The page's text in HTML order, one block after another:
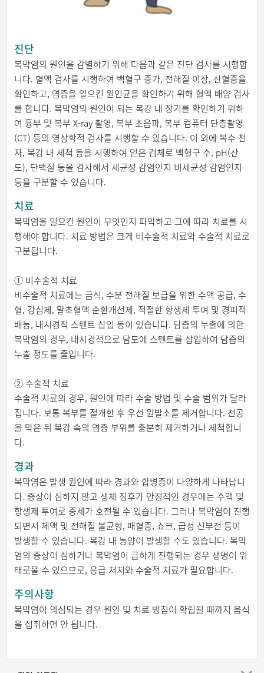
진단
복막염의 원인을 감별하기 위해 다음과 같은 진단 검사를 시행합
니다. 혈액 검사를 시행하여 백혈구 증가, 전해질 이상, 산혈증을
확인하고, 염증을 일으킨 원인균을 확인하기 위해 혈액 배양 검사
를 합니다. 복막염의 원인이 되는 복강 내 장기를 확인하기 위하
여 흉부 및 복부 X-ray 촬영, 복부 초음파, 복부 컴퓨터 단층촬영
(CT) 등의 영상학적 검사를 시행할 수 있습니다. 이 외에 복수 천
자, 복강 내 세척 등을 시행하여 얻은 검체로 백혈구 수, pH(산
도), 단백질 등을 검사해서 세균성 감염인지 비세균성 감염인지
등을 구분할 수 있습니다.
치료
복막염을 일으킨 원인이 무엇인지 파악하고 그에 따라 치료를 시
행해야 합니다. 치료 방법은 크게 비수술적 치료와 수술적 치료로
구분됩니다.
① 비수술적 치료
비수술적 치료에는 금식, 수분 전해질 보급을 위한 수액 공급, 수
혈, 강심제, 말초혈액 순환개선제, 적절한 항생제 투여 및 경피적
배농, 내시경적 스텐트 삽입 등이 있습니다. 담즙의 누출에 의한
복막염의 경우, 내시경적으로 담도에 스텐트를 삽입하여 담즙의
누출 정도를 줄입니다.
② 수술적 치료
수술적 치료의 경우, 원인에 따라 수술 방법 및 수술 범위가 달라
집니다. 보통 복부를 절개한 후 우선 원발소를 제거합니다. 천공
을 막은 뒤 복강 속의 염증 부위를 충분히 제거하거나 세척합니
다.
경과
복막염은 발생 원인에 따라 경과와 합병증이 다양하게 나타납니
다. 증상이 심하지 않고 생체 징후가 안정적인 경우에는 수액 및
항생제 투여로 증세가 호전될 수 있습니다. 그러나 복막염이 진행
되면서 체액 및 전해질 불균형, 패혈증, 쇼크, 급성 신부전 등이
발생할 수 있습니다. 복강 내 농양이 발생할 수도 있습니다. 복막
염의 증상이 심하거나 복막염이 급하게 진행되는 경우 생명이 위
태로울 수 있으므로, 응급 처치와 수술적 치료가 필요합니다.
주의사항
복막염이 의심되는 경우 원인 및 치료 방침이 확립될 때까지 음식
을 섭취하면 안 됩니다.